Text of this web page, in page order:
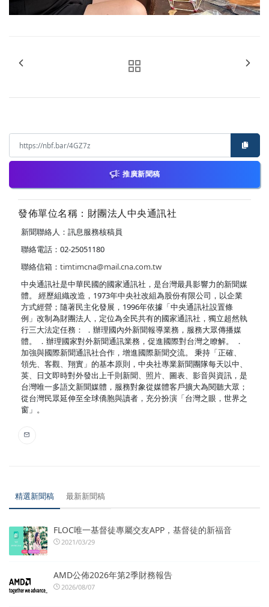
推廣新聞稿
發佈單位名稱：財團法人中央通訊社
新聞聯絡人：訊息服務核稿員
聯絡電話：02-25051180
聯絡信箱： timtimcna@mail.cna.com.tw
中央通訊社是中華民國的國家通訊社，是台灣最具影響力的新聞媒
體。 經歷組織改造，1973年中央社改組為股份有限公司，以企業
方式經營；隨著民主化發展，1996年依據「中央通訊社設置條
例」改制為財團法人，定位為全民共有的國家通訊社，獨立超然執
行三大法定任務： ．辦理國內外新聞報導業務，服務大眾傳播媒
體。 ．辦理國家對外新聞通訊業務，促進國際對台灣之瞭解。 ．
加強與國際新聞通訊社合作，增進國際新聞交流。 秉持「正確、
領先、客觀、翔實」的基本原則，中央社專業新聞團隊每天以中、
英、日文即時對外發出上千則新聞、照片、圖表、影音與資訊，是
台灣唯一多語文新聞媒體，服務對象從媒體客戶擴大為閱聽大眾；
從台灣民眾延伸至全球僑胞與讀者，充分扮演「台灣之眼，世界之
窗」。
精選新聞稿 最新新聞稿
FLOC唯一基督徒專屬交友APP，基督徒的新福音
2021/03/29
AMD公佈2026年第2季財務報告
2026/08/07